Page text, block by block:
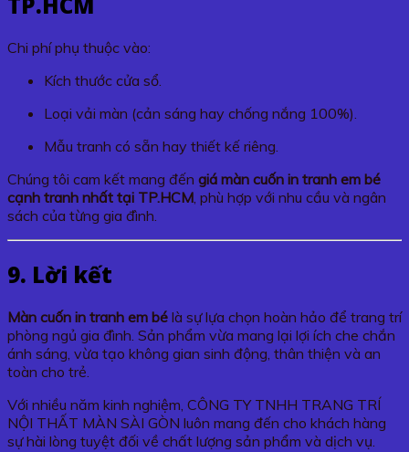
Chi phí phụ thuộc vào:
Kích thước cửa sổ.
Loại vải màn (cản sáng hay chống nắng 100%).
Mẫu tranh có sẵn hay thiết kế riêng.
Chúng tôi cam kết mang đến giá màn cuốn in tranh em bé
cạnh tranh nhất tại TP.HCM, phù hợp với nhu cầu và ngân
sách của từng gia đình.
9. Lời kết
Màn cuốn in tranh em bé là sự lựa chọn hoàn hảo để trang trí
phòng ngủ gia đình. Sản phẩm vừa mang lại lợi ích che chắn
ánh sáng, vừa tạo không gian sinh động, thân thiện và an
toàn cho trẻ.
Với nhiều năm kinh nghiệm, CÔNG TY TNHH TRANG TRÍ
NỘI THẤT MÀN SÀI GÒN luôn mang đến cho khách hàng
sự hài lòng tuyệt đối về chất lượng sản phẩm và dịch vụ.